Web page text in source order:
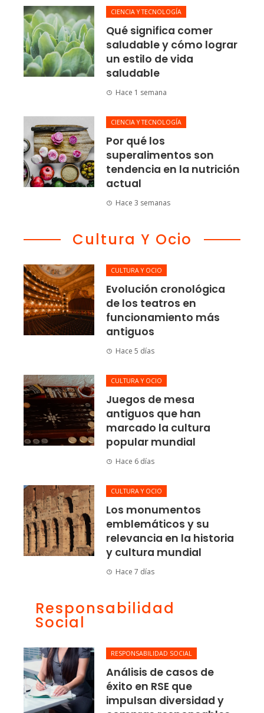
CIENCIA Y TECNOLOGÍA
Qué significa comer
saludable y cómo lograr
un estilo de vida
saludable
Hace 1 semana
CIENCIA Y TECNOLOGÍA
Por qué los
superalimentos son
tendencia en la nutrición
actual
Hace 3 semanas
Cultura Y Ocio
CULTURA Y OCIO
Evolución cronológica
de los teatros en
funcionamiento más
antiguos
Hace 5 días
CULTURA Y OCIO
Juegos de mesa
antiguos que han
marcado la cultura
popular mundial
Hace 6 días
CULTURA Y OCIO
Los monumentos
emblemáticos y su
relevancia en la historia
y cultura mundial
Hace 7 días
Responsabilidad
Social
RESPONSABILIDAD SOCIAL
Análisis de casos de
éxito en RSE que
impulsan diversidad y